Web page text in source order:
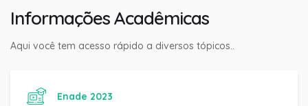
Informações Acadêmicas
Aqui você tem acesso rápido a diversos tópicos..
Enade 2023